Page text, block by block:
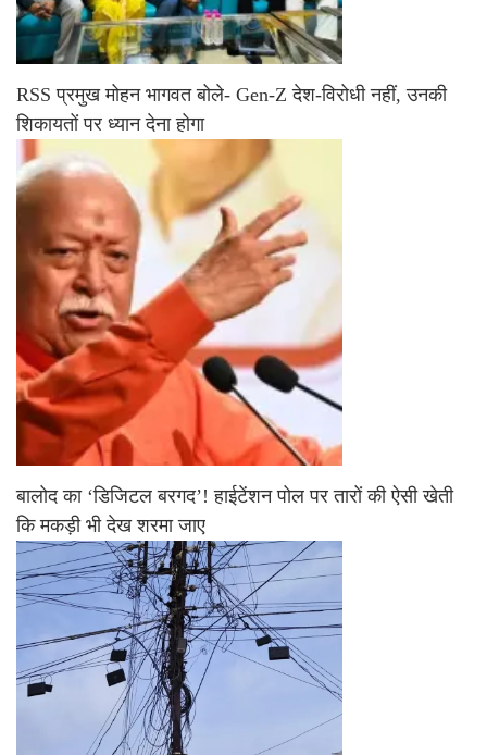
RSS प्रमुख मोहन भागवत बोले- Gen-Z देश-विरोधी नहीं, उनकी
शिकायतों पर ध्यान देना होगा
बालोद का ‘डिजिटल बरगद’! हाईटेंशन पोल पर तारों की ऐसी खेती
कि मकड़ी भी देख शरमा जाए